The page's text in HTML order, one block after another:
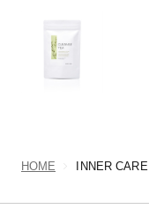
HOME INNER CARE